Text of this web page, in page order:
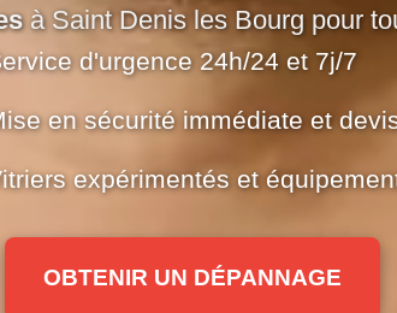
à Saint Denis les Bourg pour
d'urgence 24h/24 et 7j/7
en sécurité immédiate et
expérimentés et
OBTENIR UN DÉPANNAGE